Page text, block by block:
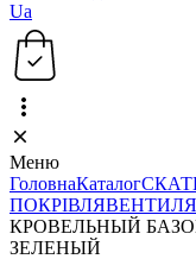
Ua
Меню
ГоловнаКаталог
ПОКРІВЛЯ
КРОВЕЛЬНЫЙ
ЗЕЛЕНЫЙ